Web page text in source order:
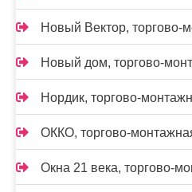
Новый Вектор, торгово-
Новый дом, торгово-
Нордик, торгово-
ОККО, торгово-
Окна 21 века, торгово-